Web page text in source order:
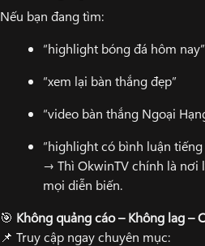
Nếu bạn đang tìm:
“highlight bóng đá hôm nay”
“xem lại bàn thắng đẹp”
“video bàn thắng Ngoại
“highlight có bình luận tiếng
→ Thì OkwinTV chính là nơi
mọi diễn biến.
🎯 Không quảng cáo – Không lag –
📌 Truy cập ngay chuyên mục: